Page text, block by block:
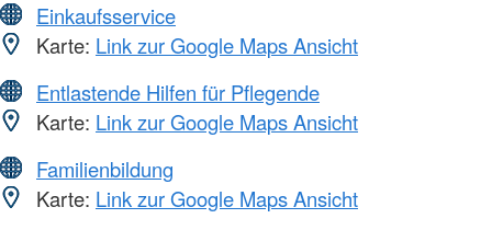
Einkaufsservice
Karte: Link zur Google Maps Ansicht
Entlastende Hilfen für Pflegende
Karte: Link zur Google Maps Ansicht
Familienbildung
Karte: Link zur Google Maps Ansicht